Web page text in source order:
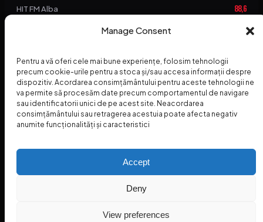
Manage Consent
Pentru a vă oferi cele mai bune experiențe, folosim tehnologii
precum cookie-urile pentru a stoca și/sau accesa informații despre
dispozitiv. Acordarea consimțământului pentru aceste tehnologii ne
va permite să procesăm date precum comportamentul de navigare
sau identificatorii unici de pe acest site. Neacordarea
consimțământului sau retragerea acestuia poate afecta negativ
anumite funcționalități și caracteristici
Accept
Deny
View preferences
HIT FM Alba 88,6
94,2
HIT FM Abrud 94,3
HIT FM Horezu 95,1
HIT FM Nehoiu 88,2
© 2026 Radio Hit FM — SC HITFM GROUP SRL